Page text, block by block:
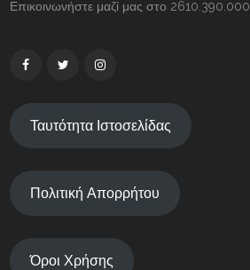
Επικοινωνήστε μαζί μας στο 2610.390.000
Ταυτότητα Ιστοσελίδας
Πολιτική Απορρήτου
Όροι Χρήσης